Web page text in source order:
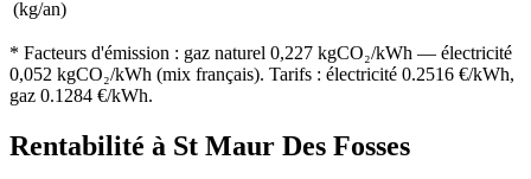
(kg/an)
* Facteurs d'émission : gaz naturel 0,227 kgCO₂/kWh — électricité
0,052 kgCO₂/kWh (mix français). Tarifs : électricité 0.2516 €/kWh,
gaz 0.1284 €/kWh.
Rentabilité à St Maur Des Fosses